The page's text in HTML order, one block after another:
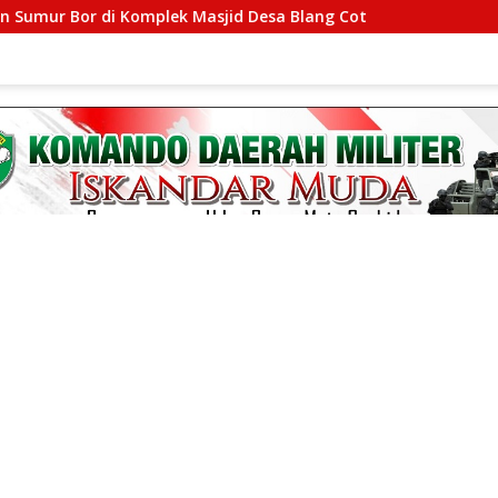
Bor di Komplek Masjid Desa Blang Cot